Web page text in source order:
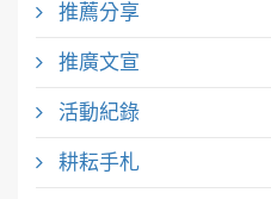
推薦分享
推廣文宣
活動紀錄
耕耘手札